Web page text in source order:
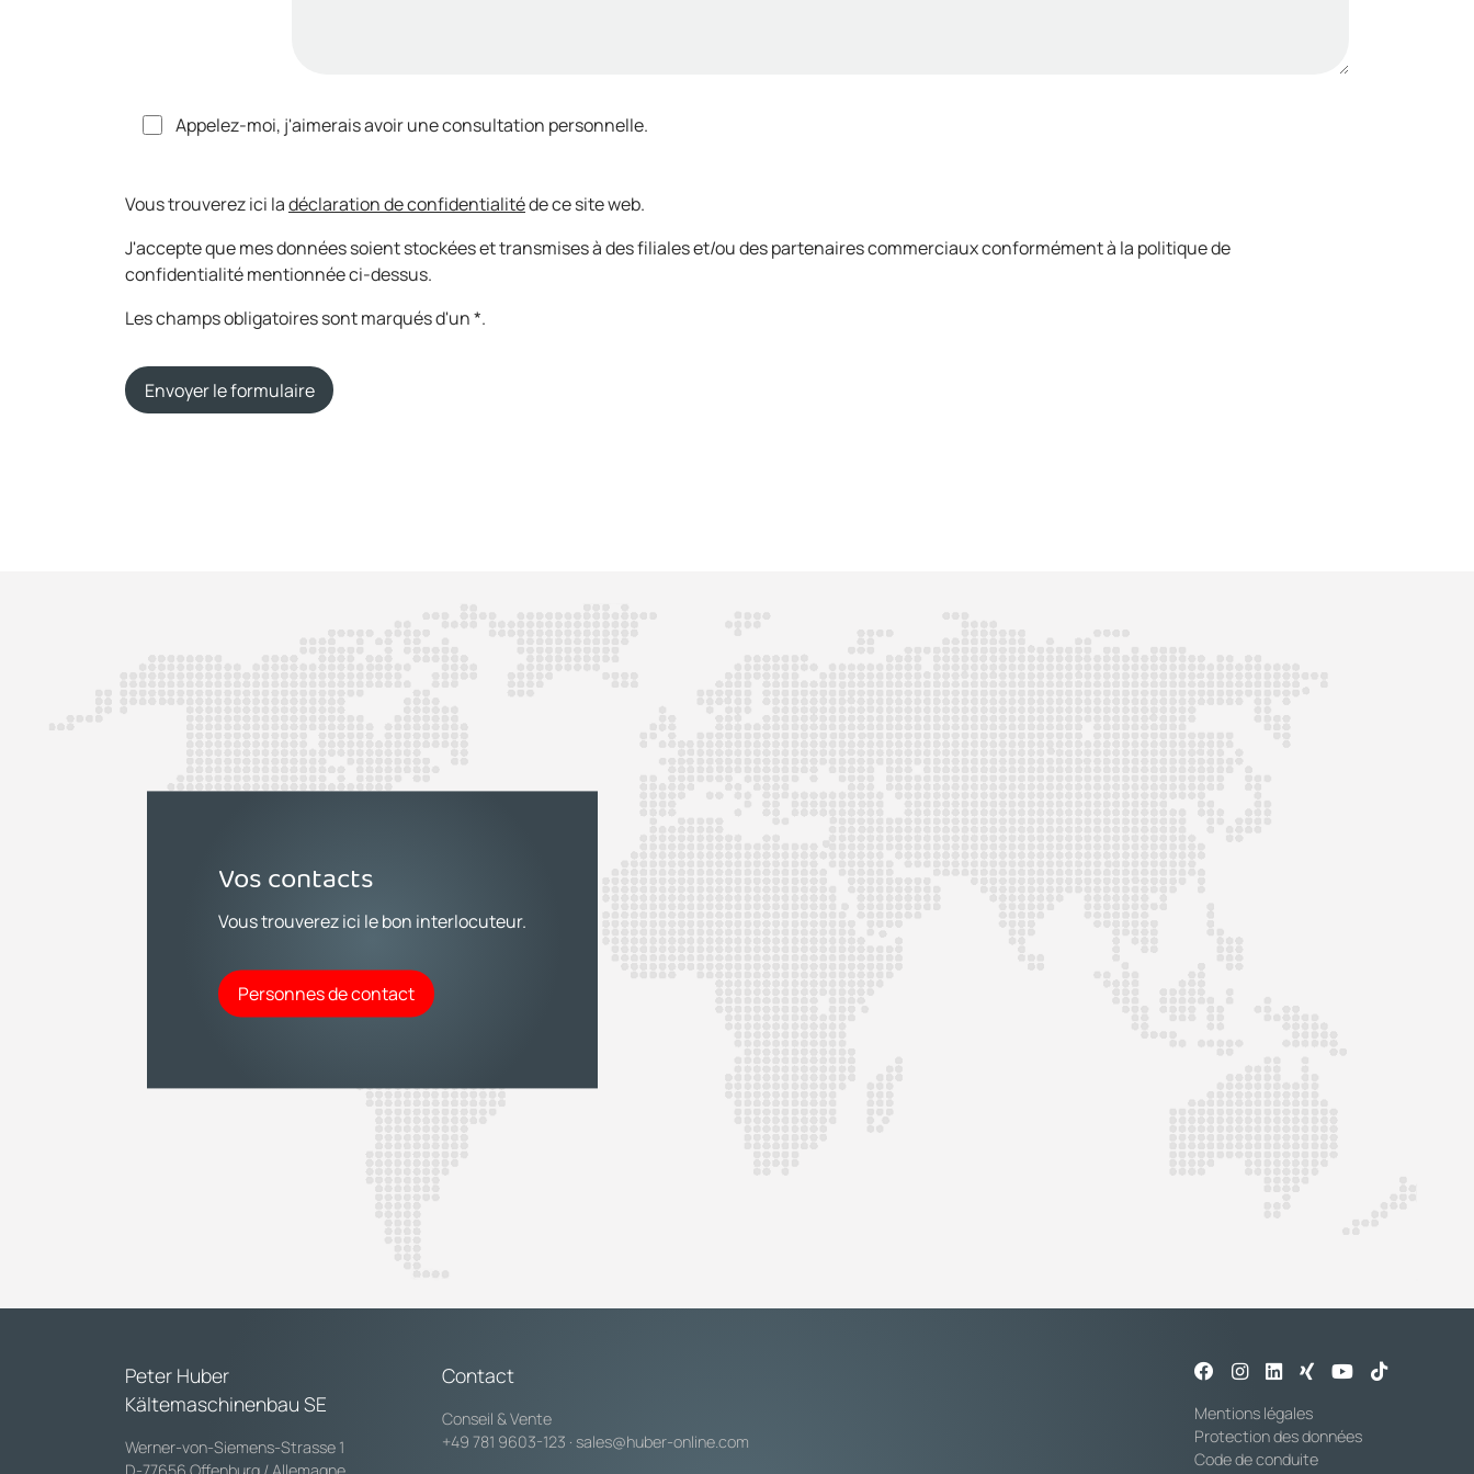
Appelez-moi, j'aimerais avoir une consultation personnelle.
Vous trouverez ici ladéclaration de confidentialitéde ce site web.
J'accepte que mes données soient stockées et transmises à des filiales et/ou des partenaires commerciaux conformément à la politique de
confidentialité mentionnée ci-dessus.
Les champs obligatoires sont marqués d'un *.
Envoyer le formulaire
Vos contacts
Vous trouverez ici le bon interlocuteur.
Personnes de contact
Peter Huber
Kältemaschinenbau SE
Werner-von-Siemens-Strasse 1
Contact
Conseil & Vente
+49 781 9603-123 · sales@huber-online.com
Mentions légales
Protection des données
Code de conduite